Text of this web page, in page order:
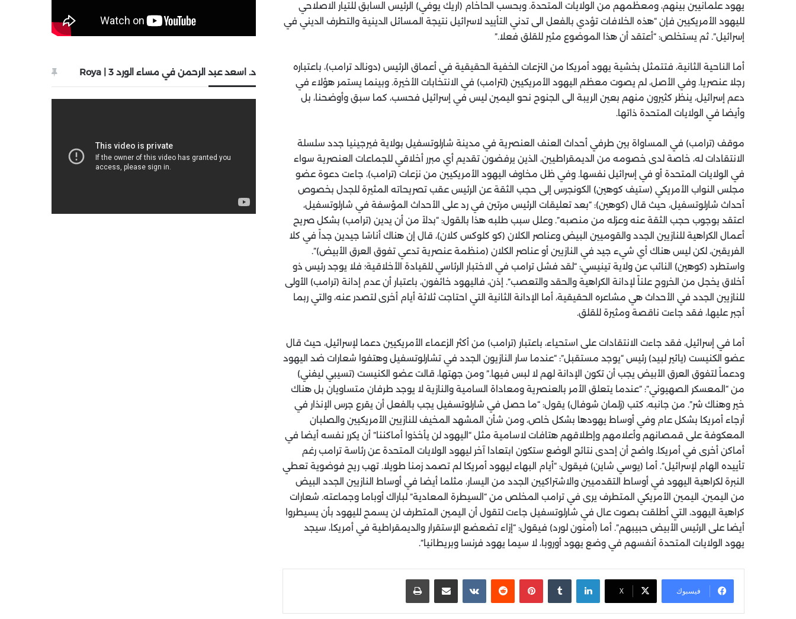
يهود علمانيين بينهم، ومعظمهم من الولايات المتحدة. وبحسب الحاخام (اريك يوفي) الرئيس السابق للتيار الاصلاحي
لليهود الأمريكيين فإن “هذه الخلافات تؤدي بالفعل الى تدني التأييد لاسرائيل نتيجة المسائل الدينية والتطرف الديني في
إسرائيل”. ثم يستخلص: “أعتقد أن هذا الموضوع مثير للقلق فعلا.”
أما الناحية الثانية، فتتمثل بخشية يهود أمريكا من النزعات الخفية الحقيقية في أعماق الرئيس (دونالد ترامب)، باعتباره
رجلا عنصريا. وفي الأصل، لم يصوت معظم اليهود الأمريكيين (لترامب) في الانتخابات الأخيرة. وبينما يستمر هؤلاء في
دعم إسرائيل، ينظر كثيرون منهم بعين الريبة الى الجنوح نحو اليمين ليس في إسرائيل فحسب، كما سبق وأوضحنا، بل
وأيضا في الولايات المتحدة ذاتها.
موقف (ترامب) في المساواة بين طرفي أحداث العنف العنصرية في مدينة شارلوتسفيل بولاية فيرجينيا جدد سلسلة
الانتقادات له، خاصة لدى خصومه من الديمقراطيين، الذين يرفضون تقديم أي مبرر أخلاقي للجماعات العنصرية سواء
في الولايات المتحدة أو في إسرائيل نفسها. وفي ظل مخاوف اليهود الأمريكيين من نزعات (ترامب)، جاءت دعوة عضو
مجلس النواب الأمريكي (ستيف كوهين) الكونجرس إلى حجب الثقة عن الرئيس عقب تصريحاته المثيرة للجدل بخصوص
أحداث شارلوتسفيل، حيث قال (كوهين): “بعد تعليقات الرئيس مرتين في رد على الأحداث المؤسفة في شارلوتسفيل،
اعتقد بوجوب حجب الثقة عنه وعزله من منصبه”. وعلل سبب طلبه هذا بالقول: “بدلاً من أن يدين (ترامب) بشكل صريح
أعمال الكراهية للنازيين الجدد والقوميين البيض وعناصر الكلان (كو كلوكس كلان)، قال إن هناك أناسًا جيدين جداً في كلا
الفريقين، لكن ليس هناك أي شيء جيد في النازيين أو عناصر الكلان (منظمة عنصرية تدعي تفوق العرق الأبيض)”.
واستطرد (كوهين) النائب عن ولاية تينيسي: “لقد فشل ترامب في الاختبار الرئاسي للقيادة الأخلاقية؛ فلا يوجد رئيس ذو
أخلاق يخجل من الخروج علناً لإدانة الكراهية والحقد والتعصب”. إذن، فاليهود خائفون، باعتبار أن عدم إدانة (ترامب) الأولى
للنازيين الجدد في الأحداث هي مشاعره الحقيقية، أما الإدانة الثانية التي احتاجت ثلاثة أيام أخرى لتصدر عنه، والتي ربما
أجبر عليها، فقد جاءت ناقصة ومثيرة للقلق.
أما في إسرائيل، فقد جاءت الانتقادات على استحياء، باعتبار (ترامب) من أكثر الزعماء الأمريكيين دعما لإسرائيل، حيث قال
عضو الكنيست (يائير لبيد) رئيس “يوجد مستقبل”: “عندما سار النازيون الجدد في تشارلوتسفيل وهتفوا شعارات ضد اليهود
ودعماً لتفوق العرق الأبيض يجب أن تكون الإدانة لهم لا لبس فيها.” ومن جهتها، قالت عضو الكنيست (تسيبي ليفني)
من “المعسكر الصهيوني”: “عندما يتعلق الأمر بالعنصرية ومعاداة السامية والنازية لا يوجد طرفان متساويان بل هناك
خير وهناك شر”. من جانبه، كتب (زلمان شوفال) يقول: “ما حصل في شارلوتسفيل يجب بالفعل أن يقرع جرس الإنذار في
أرجاء أمريكا بشكل عام وفي أوساط يهودها بشكل خاص، ومن شأن المشهد المخيف للنازيين الأمريكيين والصلبان
المعكوفة على قمصانهم وأعلامهم وإطلاقهم هتافات لاسامية مثل “اليهود لن يأخذوا أماكننا” أن يكرر نفسه أيضا في
أماكن أخرى في أمريكا. واضح أن إحدى نتائج الوضع ستكون ابتعادا آخر ليهود الولايات المتحدة عن رئاسة ترامب رغم
تأييده الهام لإسرائيل”. أما (يوسي شاين) فيقول: “أيام البهاء ليهود أمريكا لم تصمد زمنا طويلا. تهب ريح فوضوية تعطي
النبرة لكراهية اليهود في أوساط التقدميين والاشتراكيين الجدد من اليسار، مثلما أيضا في أوساط النازيين الجدد البيض
من اليمين. اليمين الأمريكي المتطرف يرى في ترامب المخلص من “السيطرة المعادية” لباراك أوباما وجماعته. شعارات
كراهية اليهود، التي أطلقت بصوت عال في شارلوتسفيل جاءت لتقول أن اليمين المتطرف لن يسمح لليهود بأن يسيطروا
أيضا على الرئيس الأبيض حبيبهم”. أما (أمنون لورد) فيقول: “إزاء تضعضع الإستقرار والديمقراطية في أمريكا، سيجد
يهود الولايات المتحدة أنفسهم في وضع يهود أوروبا، لا سيما يهود فرنسا وبريطانيا”.
فيسبوك X
لينكدإن بينتيريست
د. اسعد عبد الرحمن في مساء الورد 3 | Roya